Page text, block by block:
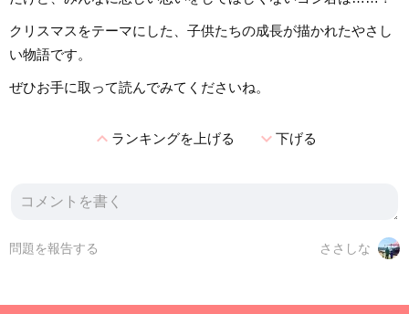
クリスマスをテーマにした、子供たちの成長が描かれたやさし
い物語です。
ぜひお手に取って読んでみてくださいね。
expand_lessランキングを上げる expand_more下げる
ささしな
問題を報告する